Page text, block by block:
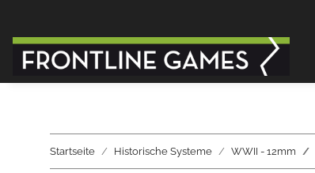
Startseite Historische Systeme WWII - 12mm